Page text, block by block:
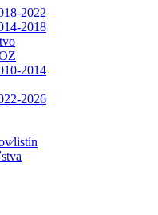
2022
2018
2014
2026